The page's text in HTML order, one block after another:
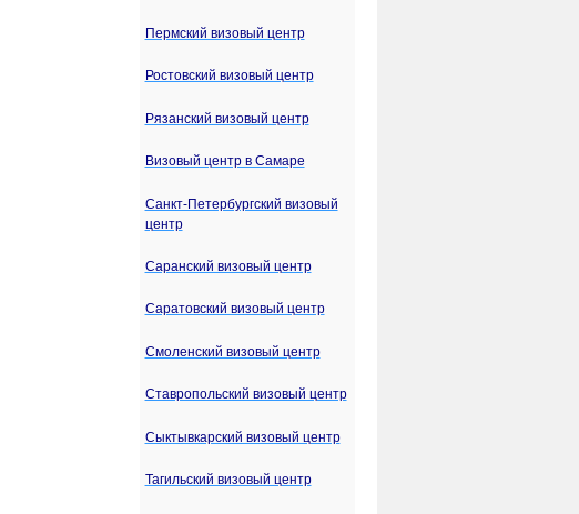
Пермский визовый центр
Ростовский визовый центр
Рязанский визовый центр
Визовый центр в Самаре
Санкт-Петербургский визовый
центр
Саранский визовый центр
Саратовский визовый центр
Смоленский визовый центр
Ставропольский визовый центр
Сыктывкарский визовый центр
Тагильский визовый центр